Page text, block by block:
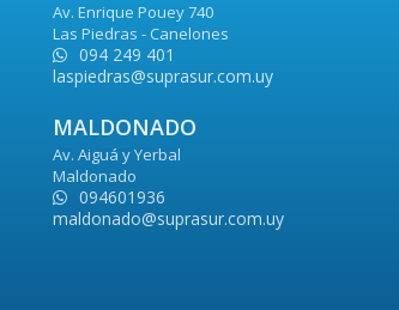
Av. Enrique Pouey 740
Las Piedras - Canelones
094 249 401
laspiedras@suprasur.com.uy
MALDONADO
Av. Aiguá y Yerbal
Maldonado
094601936
maldonado@suprasur.com.uy